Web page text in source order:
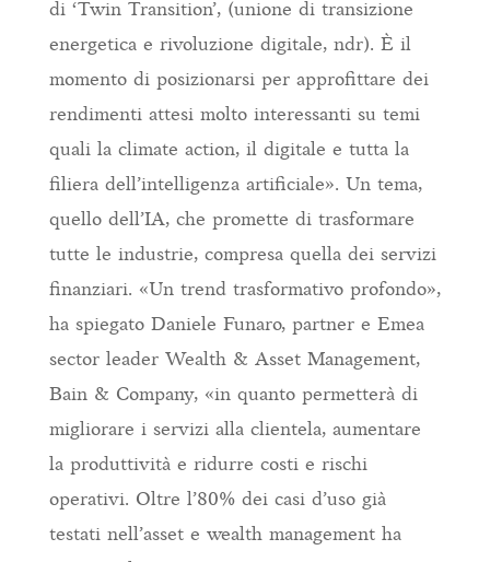
di ‘Twin Transition’, (unione di transizione
energetica e rivoluzione digitale, ndr). È il
momento di posizionarsi per approfittare dei
rendimenti attesi molto interessanti su temi
quali la climate action, il digitale e tutta la
filiera dell’intelligenza artificiale». Un tema,
quello dell’IA, che promette di trasformare
tutte le industrie, compresa quella dei servizi
finanziari. «Un trend trasformativo profondo»,
ha spiegato Daniele Funaro, partner e Emea
sector leader Wealth & Asset Management,
Bain & Company, «in quanto permetterà di
migliorare i servizi alla clientela, aumentare
la produttività e ridurre costi e rischi
operativi. Oltre l’80% dei casi d’uso già
testati nell’asset e wealth management ha